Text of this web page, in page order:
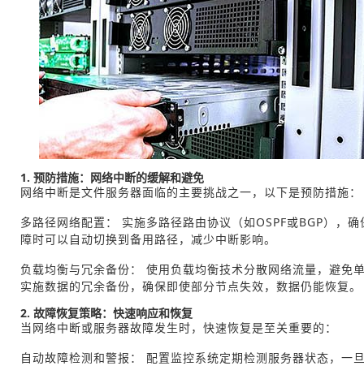
1. 预防措施：网络中断的缓解和避免
网络中断是文件服务器面临的主要挑战之一，以下是预防措施：
多路径网络配置： 实施多路径路由协议（如OSPF或BGP），
障时可以自动切换到备用路径，减少中断影响。
负载均衡与冗余备份： 使用负载均衡技术分散网络流量，避免
实施数据的冗余备份，确保即使部分节点失效，数据仍能恢复。
2. 故障恢复策略：快速响应和恢复
当网络中断或服务器故障发生时，快速恢复是至关重要的：
自动故障检测和警报： 配置监控系统定期检测服务器状态，一